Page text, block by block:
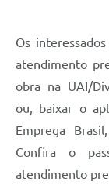
Os
atendimento
obra na UAI/
ou, baixar o
Emprega
Confira o
atendimento